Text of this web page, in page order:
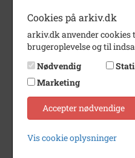
Periode
Dateringsnote
juni
Fotograf
Størrelse
Materiale
s/
Se på kort
Arkiv
Cookies på arkiv.dk
arkiv.dk anvender cookies
brugeroplevelse og til
Nødvendig
Marketing
Accepter nødvendige
Vis cookie oplysninger